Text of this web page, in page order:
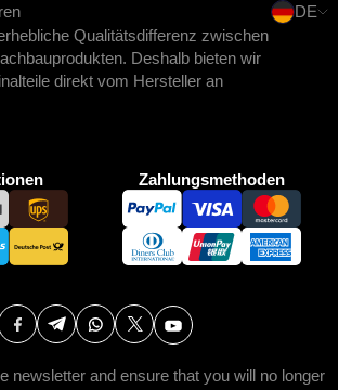
DE
Qualitätsdifferenz zwischen
Deshalb bieten wir
direkt vom Hersteller an
Zahlungsmethoden
newsletter and ensure that you will no longer